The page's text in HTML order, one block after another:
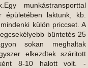
munkástransporttal
épületében laktunk, kb.
külön priccset. A
büntetés 25
sokan meghaltak
elkezdtek száritott
8-10 halott volt. -